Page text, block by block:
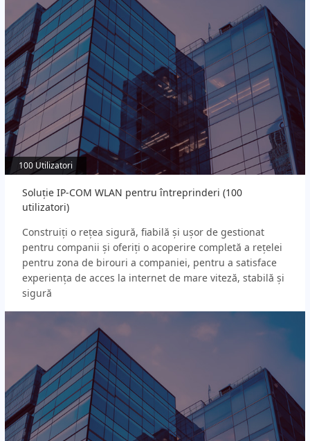
100 Utilizatori
100 Utilizatori
Soluție IP-COM WLAN pentru întreprinderi (100
utilizatori)
Construiți o rețea sigură, fiabilă și ușor de gestionat
pentru companii și oferiți o acoperire completă a rețelei
pentru zona de birouri a companiei, pentru a satisface
experiența de acces la internet de mare viteză, stabilă și
sigură